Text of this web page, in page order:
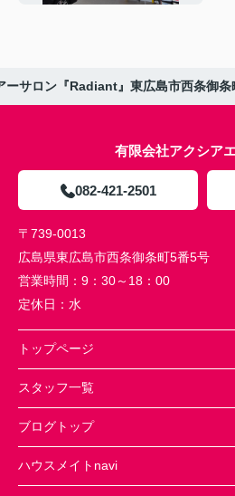
ーサロン『Radiant』東広島市西条御条
有限会社アクシア
082-421-2501
〒739-0013
広島県東広島市西条御条町5番5号
営業時間： 9：30～18：00
定休日： 水
トップページ
スタッフ一覧
ブログトップ
ハウスメイトnavi